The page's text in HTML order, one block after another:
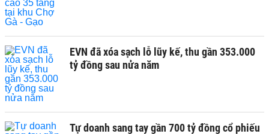
EVN đã xóa sạch lỗ lũy kế, thu gần 353.000
tỷ đồng sau nửa năm
Tự doanh sang tay gần 700 tỷ đồng cổ phiếu